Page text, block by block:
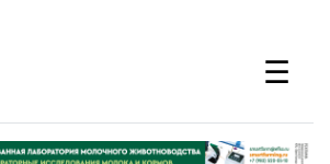
☰